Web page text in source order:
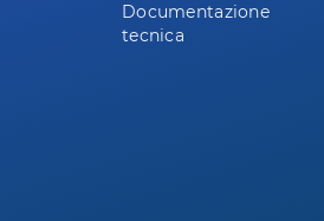
Documentazione
tecnica